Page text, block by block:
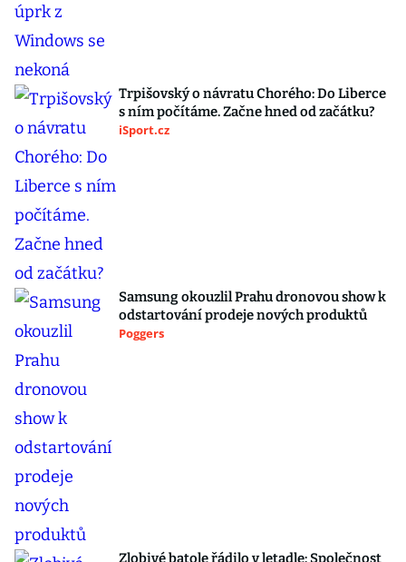
Trpišovský o návratu Chorého: Do Liberce
s ním počítáme. Začne hned od začátku?
iSport.cz
Samsung okouzlil Prahu dronovou show k
odstartování prodeje nových produktů
Poggers
Zlobivé batole řádilo v letadle: Společnost